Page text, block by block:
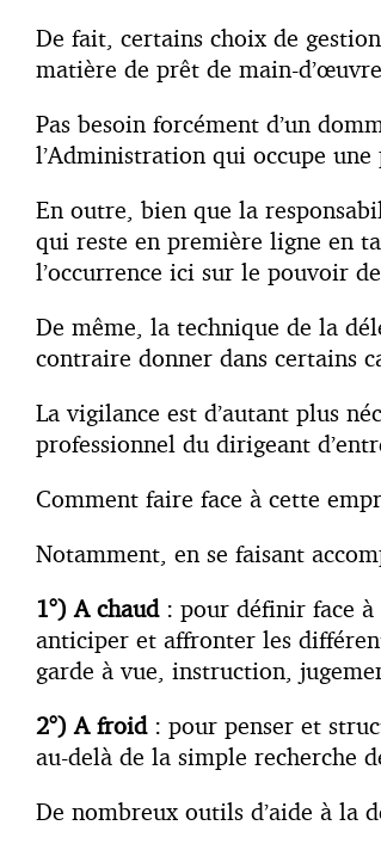
De fait, certains choix de
matière de prêt de main-
Pas besoin forcément d’un
l’Administration qui occupe
En outre, bien que la
qui reste en première ligne en
l’occurrence ici sur le pouvoir
De même, la technique de la
contraire donner dans certains
La vigilance est d’autant plus
professionnel du dirigeant
Comment faire face à cette
Notamment, en se faisant
1°) A chaud: pour définir face à
anticiper et affronter les
garde à vue, instruction,
2°) A froid : pour penser et
au-delà de la simple recherche
De nombreux outils d’aide à la